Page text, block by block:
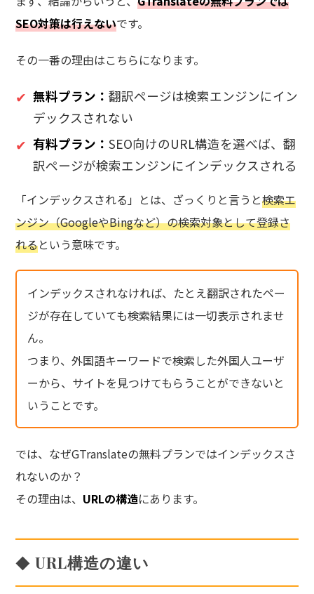
SEO対策は行えないです。
その一番の理由はこちらになります。
無料プラン：翻訳ページは検索エンジンにイン
デックスされない
有料プラン：SEO向けのURL構造を選べば、翻
訳ページが検索エンジンにインデックスされる
「インデックスされる」とは、ざっくりと言うと検索エ
ンジン（GoogleやBingなど）の検索対象として登録さ
れるという意味です。
インデックスされなければ、たとえ翻訳されたペー
ジが存在していても検索結果には一切表示されませ
ん。
つまり、外国語キーワードで検索した外国人ユーザ
ーから、サイトを見つけてもらうことができないと
いうことです。
では、なぜGTranslateの無料プランではインデックスさ
れないのか？
その理由は、 URLの構造にあります。
URL構造の違い